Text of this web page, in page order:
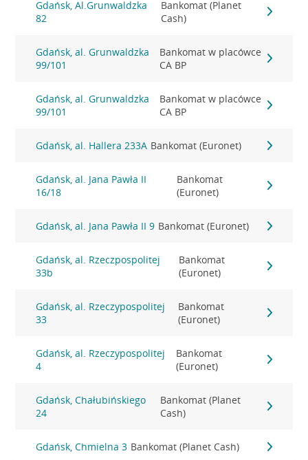
Gdańsk, Al.Grunwaldzka
82
Bankomat (Planet
Cash)
Gdańsk, al. Grunwaldzka
99/101
Bankomat w placówce
CA BP
Gdańsk, al. Grunwaldzka
99/101
Bankomat w placówce
CA BP
Gdańsk, al. Hallera 233A Bankomat (Euronet)
Gdańsk, al. Jana Pawła II
16/18
Bankomat
(Euronet)
Gdańsk, al. Jana Pawła II 9 Bankomat (Euronet)
Gdańsk, al. Rzeczpospolitej
33b
Bankomat
(Euronet)
Gdańsk, al. Rzeczypospolitej
33
Bankomat
(Euronet)
Gdańsk, al. Rzeczypospolitej
4
Bankomat
(Euronet)
Gdańsk, Chałubińskiego
24
Bankomat (Planet
Cash)
Gdańsk, Chmielna 3 Bankomat (Planet Cash)